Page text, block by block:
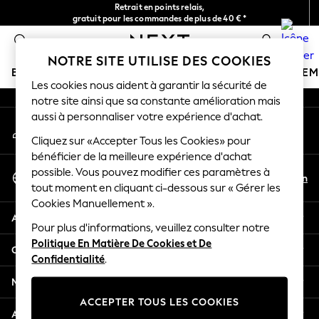
Retrait en points relais,
gratuit pour les commandes de plus de 40 € *
Livraison en 2-3 jours ouvrés*
BOUTIQUE VACANCES
HOLIDAY SHOP
Women's Holiday Shop
All Swimwear
All Beachwear
Bags & Accessories
Beach Dresses & Kaftans
Dresses
Flip Flops
Sliders
Jumpsuits & Playsuits
Linen Collection
Sandals
An error occurred on client
Nos réseaux sociaux
Mon compte
Connexion à votre compte
Sélectionnez Votre Langue
Français
En
Aide
Confidentialité et mentions légales
Ministères
Autres services
NOTRE SITE UTILISE DES COOKIES
Les cookies nous aident à garantir la sécurité de
notre site ainsi que sa constante amélioration mais
aussi à personnaliser votre expérience d'achat.
Cliquez sur «Accepter Tous les Cookies» pour
bénéficier de la meilleure expérience d'achat
possible. Vous pouvez modifier ces paramètres à
tout moment en cliquant ci-dessous sur « Gérer les
Cookies Manuellement ».
Pour plus d'informations, veuillez consulter notre
Politique En Matière De Cookies et De
Confidentialité.
ACCEPTER TOUS LES COOKIES